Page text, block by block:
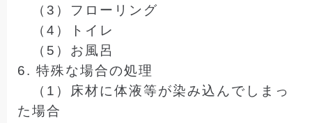
（3）フローリング
（4）トイレ
（5）お風呂
6. 特殊な場合の処理
（1）床材に体液等が染み込んでしまっ
た場合